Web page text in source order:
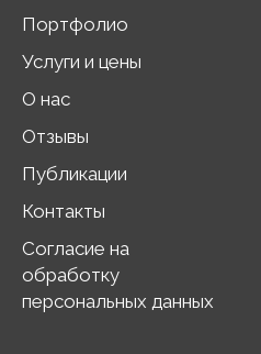
Портфолио
Услуги и цены
О нас
Отзывы
Публикации
Контакты
Согласие на
обработку
персональных данных